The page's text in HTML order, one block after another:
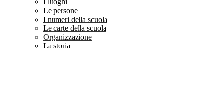
I luoghi
Le persone
I numeri della scuola
Le carte della scuola
Organizzazione
La storia